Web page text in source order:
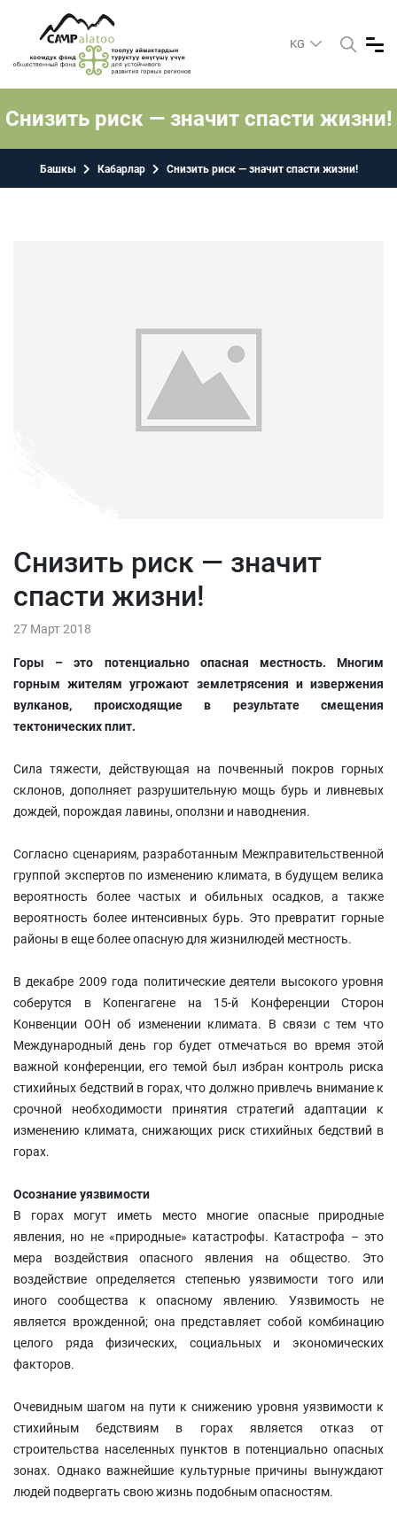
KG
Снизить риск — значит спасти жизни!
Башкы Кабарлар Снизить риск — значит спасти жизни!
Снизить риск — значит
спасти жизни!
27 Март 2018
Горы – это потенциально опасная местность. Многим
горным жителям угрожают землетрясения и извержения
вулканов, происходящие в результате смещения
тектонических плит.
Сила тяжести, действующая на почвенный покров горных
склонов, дополняет разрушительную мощь бурь и ливневых
дождей, порождая лавины, оползни и наводнения.
Согласно сценариям, разработанным Межправительственной
группой экспертов по изменению климата, в будущем велика
вероятность более частых и обильных осадков, а также
вероятность более интенсивных бурь. Это превратит горные
районы в еще более опасную для жизнилюдей местность.
В декабре 2009 года политические деятели высокого уровня
соберутся в Копенгагене на 15-й Конференции Сторон
Конвенции ООН об изменении климата. В связи с тем что
Международный день гор будет отмечаться во время этой
важной конференции, его темой был избран контроль риска
стихийных бедствий в горах, что должно привлечь внимание к
срочной необходимости принятия стратегий адаптации к
изменению климата, снижающих риск стихийных бедствий в
горах.
Осознание уязвимости
В горах могут иметь место многие опасные природные
явления, но не «природные» катастрофы. Катастрофа – это
мера воздействия опасного явления на общество. Это
воздействие определяется степенью уязвимости того или
иного сообщества к опасному явлению. Уязвимость не
является врожденной; она представляет собой комбинацию
целого ряда физических, социальных и экономических
факторов.
Очевидным шагом на пути к снижению уровня уязвимости к
стихийным бедствиям в горах является отказ от
строительства населенных пунктов в потенциально опасных
зонах. Однако важнейшие культурные причины вынуждают
людей подвергать свою жизнь подобным опасностям.